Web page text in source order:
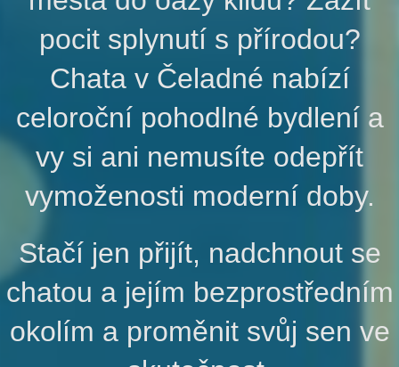
pocit splynutí s přírodou?
Chata v Čeladné nabízí
celoroční pohodlné bydlení a
vy si ani nemusíte odepřít
vymoženosti moderní doby.
Stačí jen přijít, nadchnout se
chatou a jejím bezprostředním
okolím a proměnit svůj sen ve